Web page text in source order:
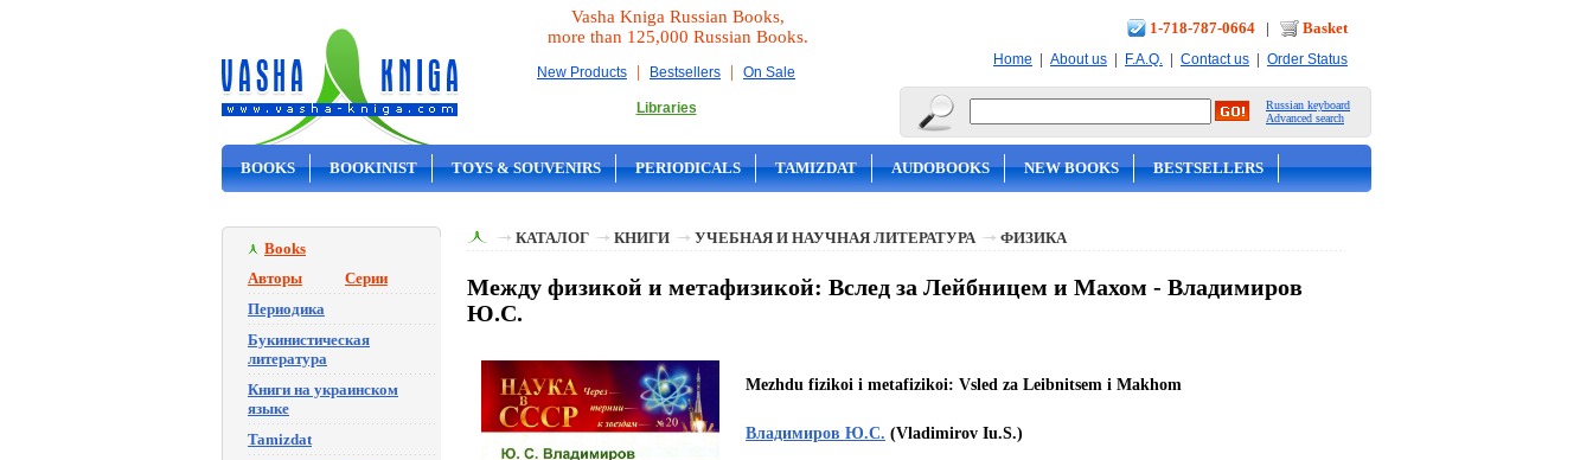
Vasha Kniga Russian Books,
more than 125,000 Russian Books.
New Products | Bestsellers | On Sale
Libraries
1-718-787-0664 | Basket
Home | About us | F.A.Q. | Contact us | Order Status
Russian keyboard
Advanced search
BOOKS BOOKINIST TOYS & SOUVENIRS PERIODICALS TAMIZDAT AUDOBOOKS NEW BOOKS BESTSELLERS
Books
Авторы
Серии
Периодика
Букинистическая
литература
Книги на украинском
языке
Tamizdat
КАТАЛОГ КНИГИ УЧЕБНАЯ И НАУЧНАЯ ЛИТЕРАТУРА ФИЗИКА
Между физикой и метафизикой: Вслед за Лейбницем и Махом - Владимиров
Ю.С.
Mezhdu fizikoi i metafizikoi: Vsled za Leibnitsem i Makhom
Владимиров Ю.С. (Vladimirov Iu.S.)